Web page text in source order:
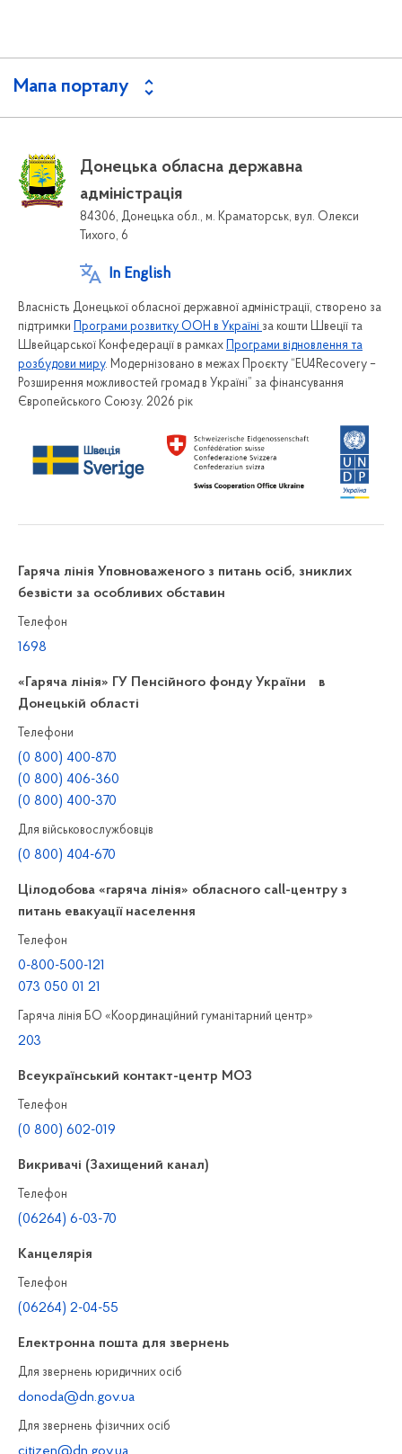
Мапа порталу
Донецька обласна державна
адміністрація
84306, Донецька обл., м. Краматорськ, вул. Олекси
Тихого, 6
In English
Власність Донецької обласної державної адміністрації, створено за
підтримки Програми розвитку ООН в Україні за кошти Швеції та
Швейцарської Конфедерації в рамках Програми відновлення та
розбудови миру. Модернізовано в межах Проєкту “EU4Recovery –
Розширення можливостей громад в Україні” за фінансування
Європейського Союзу. 2026 рік
Гаряча лінія Уповноваженого з питань осіб, зниклих
безвісти за особливих обставин
Телефон
1698
«Гаряча лінія» ГУ Пенсійного фонду України в
Донецькій області
Телефони
(0 800) 400-870
(0 800) 406-360
(0 800) 400-370
Для військовослужбовців
(0 800) 404-670
Цілодобова «гаряча лінія» обласного call-центру з
питань евакуації населення
Телефон
0-800-500-121
073 050 01 21
Гаряча лінія БО «Координаційний гуманітарний центр»
203
Всеукраїнський контакт-центр МОЗ
Телефон
(0 800) 602-019
Викривачі (Захищений канал)
Телефон
(06264) 6-03-70
Канцелярiя
Телефон
(06264) 2-04-55
Електронна пошта для звернень
Для звернень юридичних осiб
donoda@dn.gov.ua
Для звернень фізичних осiб